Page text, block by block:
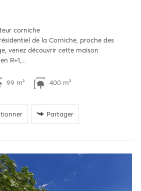
corniche
de la Corniche, proche des
venez découvrir cette maison
R+1,...
99 m² 400 m²
Partager